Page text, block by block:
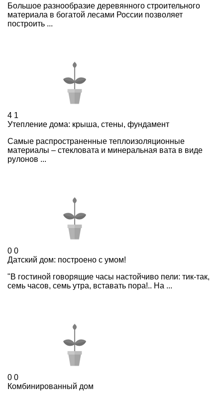
Большое разнообразие деревянного строительного
материала в богатой лесами России позволяет
построить ...
4 1
Утепление дома: крыша, стены, фундамент
Самые распространенные теплоизоляционные
материалы – стекловата и минеральная вата в виде
рулонов ...
0 0
Датский дом: построено с умом!
"В гостиной говорящие часы настойчиво пели: тик-так,
семь часов, семь утра, вставать пора!.. На ...
0 0
Комбинированный дом